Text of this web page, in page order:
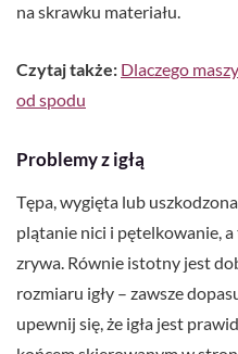
na skrawku materiału.
Czytaj także: Dlaczego
od spodu
Problemy z igłą
Tępa, wygięta lub
plątanie nici i pętelkowanie, a
zrywa. Równie istotny jest
rozmiaru igły – zawsze
upewnij się, że igła jest